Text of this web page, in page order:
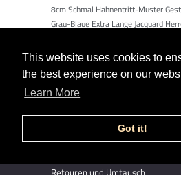
This website uses cookies to
the best experience on our
Learn More
Got it!
8cm Schmal Hahnentritt-Muster
Grau-Blaue Extra Lange Jacquard
INFOS
Impressum
Retouren und Umtausch